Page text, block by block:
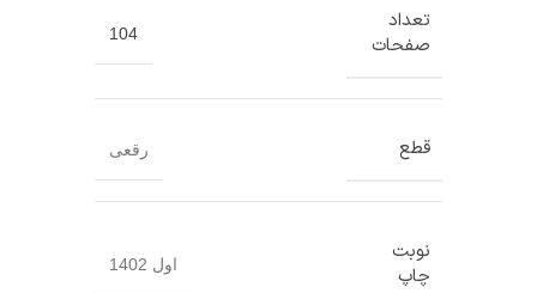
تعداد
صفحات
104
قطع رقعی
نوبت
چاپ
اول 1402